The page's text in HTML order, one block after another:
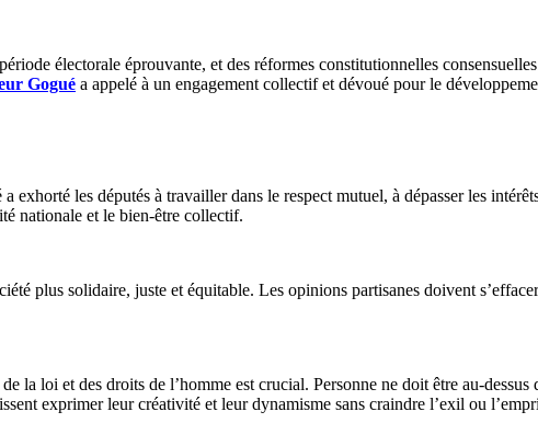
électorale éprouvante, et des réformes constitutionnelles
Gogué a appelé à un engagement collectif et dévoué pour le
exhorté les députés à travailler dans le respect mutuel, à dépasser les
nationale et le bien-être collectif.
plus solidaire, juste et équitable. Les opinions partisanes doivent
la loi et des droits de l’homme est crucial. Personne ne doit être au-
exprimer leur créativité et leur dynamisme sans craindre l’exil ou